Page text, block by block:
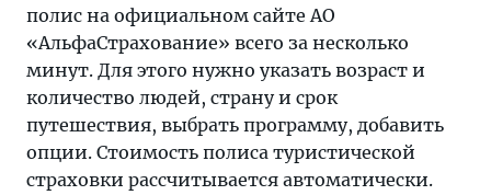
полис на официальном сайте АО
«АльфаСтрахование» всего за несколько
минут. Для этого нужно указать возраст и
количество людей, страну и срок
путешествия, выбрать программу, добавить
опции. Стоимость полиса туристической
страховки рассчитывается автоматически.